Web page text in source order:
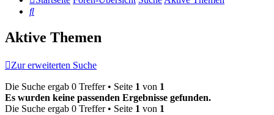
Suche
Aktive Themen
Zur erweiterten Suche
Die Suche ergab 0 Treffer • Seite 1 von 1
Es wurden keine passenden Ergebnisse gefunden.
Die Suche ergab 0 Treffer • Seite 1 von 1